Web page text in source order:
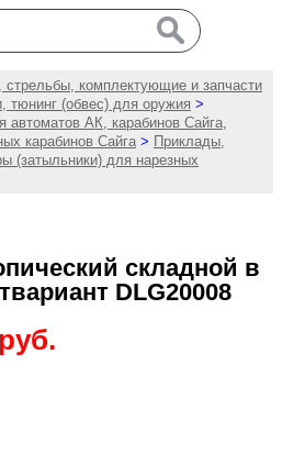
комплектующие и запчасти
тюнинг (обвес) для оружия >
автоматов АК, карабинов Сайга,
карабинов Сайга > Приклады,
(затыльники) для нарезных
складной в
DLG20008